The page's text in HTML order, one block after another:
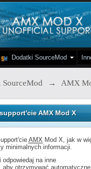
Dodatki SourceMod
→ AMX
AMX Mod X
AMX Mod X, jak w
minimalnych informacji.
na inne
otrzymywać